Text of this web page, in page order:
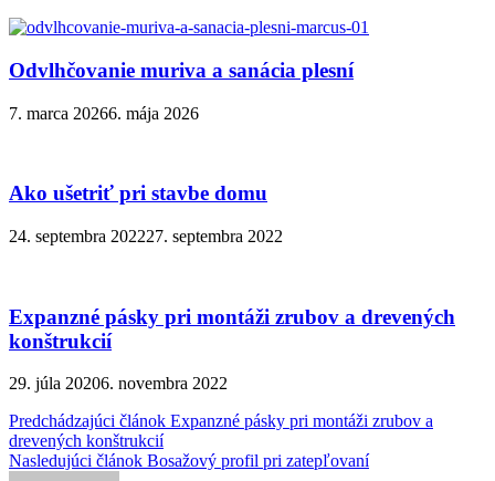
Odvlhčovanie muriva a sanácia plesní
7. marca 20266. mája 2026
Ako ušetriť pri stavbe domu
24. septembra 202227. septembra 2022
Expanzné pásky pri montáži zrubov a drevených
konštrukcií
29. júla 20206. novembra 2022
Navigácia
v
Predchádzajúci článok Expanzné pásky pri montáži zrubov a
drevených konštrukcií
Nasledujúci článok Bosažový profil pri zatepľovaní